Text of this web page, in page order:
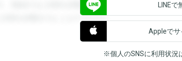
す。登録すると回答を閲覧することができます。登録
と回答を閲覧することができます。
LINEで
Appleで
※個人のSNSに利用状況